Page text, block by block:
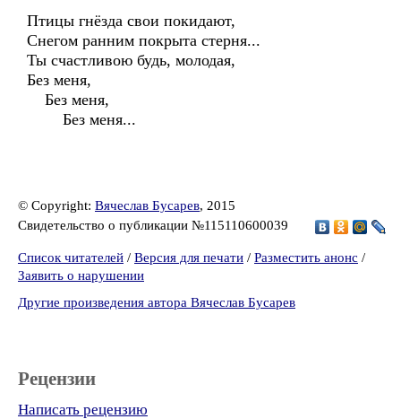
Птицы гнёзда свои покидают,
Снегом ранним покрыта стерня...
Ты счастливою будь, молодая,
Без меня,
Без меня,
Без меня...
© Copyright: Вячеслав Бусарев, 2015
Свидетельство о публикации №115110600039
Список читателей / Версия для печати / Разместить анонс /
Заявить о нарушении
Другие произведения автора Вячеслав Бусарев
Рецензии
Написать рецензию